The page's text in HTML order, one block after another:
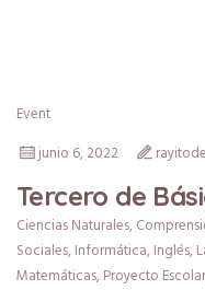
Event
junio 6, 2022
Tercero de
Ciencias Naturales,
Sociales,Informática,Inglés,
Matemáticas,Proyecto Escolar